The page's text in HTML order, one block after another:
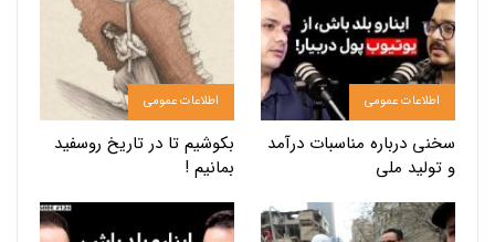
اطلاعات عمومی
سخنی درباره مناسبات درآمد
و تولید ملی
اطلاعات عمومی
بکوشیم تا در تاریخ روسفید
بمانیم !